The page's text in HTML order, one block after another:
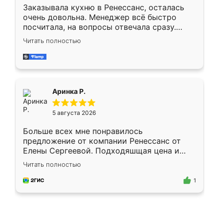
Заказывала кухню в Ренессанс, осталась
очень довольна. Менеджер всё быстро
посчитала, на вопросы отвечала сразу.
Замерщик приехал в субботу, подошёл к
делу со всей ответственностью. Собрали
за день, ребята работали аккуратно, даже
Читать полностью
Аринка Р.
5 августа 2026
Больше всех мне понравилось
предложение от компании Ренессанс от
Елены Сергеевой. Подходяшщая цена и
короткие сроки изготовления. Приехавший
для замера сотрудник Владислав
предложил по моему эскизу самый
Читать полностью
1